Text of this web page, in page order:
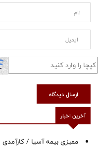
ارسال دیدگاه
آخرین اخبار
ممیزی بیمه آسیا / کارآمدی